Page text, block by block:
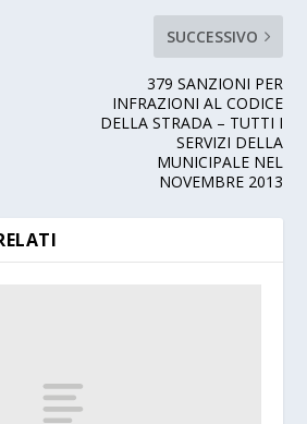
SUCCESSIVO
379 SANZIONI PER
INFRAZIONI AL CODICE
DELLA STRADA – TUTTI I
SERVIZI DELLA
MUNICIPALE NEL
NOVEMBRE 2013